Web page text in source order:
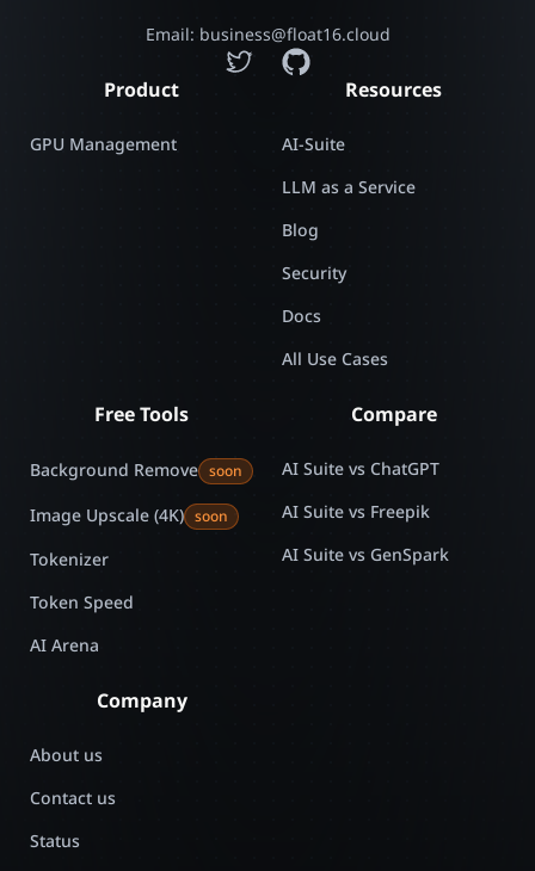
Email: business@float16.cloud
Product
GPU Management
Resources
AI-Suite
LLM as a Service
Blog
Security
Docs
All Use Cases
Free Tools
Background Remove soon
Image Upscale (4K) soon
Tokenizer
Token Speed
AI Arena
Compare
AI Suite vs ChatGPT
AI Suite vs Freepik
AI Suite vs GenSpark
Company
About us
Contact us
Status